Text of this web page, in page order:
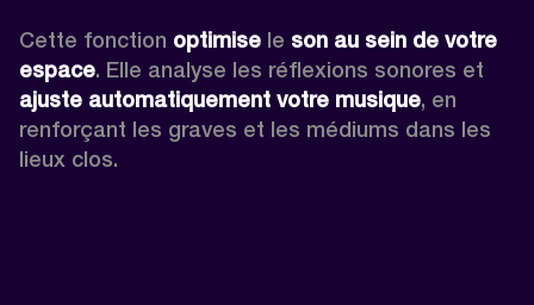
Cette fonction optimise le son au sein de votre
espace
ajuste automatiquement votre musique, en
renforçant les graves et les médiums dans les
lieux clos.